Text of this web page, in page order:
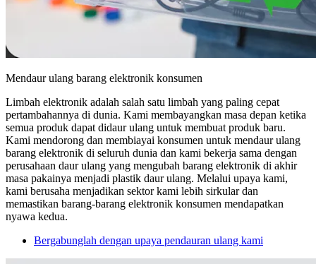
Mendaur ulang barang elektronik konsumen
Limbah elektronik adalah salah satu limbah yang paling cepat
pertambahannya di dunia. Kami membayangkan masa depan ketika
semua produk dapat didaur ulang untuk membuat produk baru.
Kami mendorong dan membiayai konsumen untuk mendaur ulang
barang elektronik di seluruh dunia dan kami bekerja sama dengan
perusahaan daur ulang yang mengubah barang elektronik di akhir
masa pakainya menjadi plastik daur ulang. Melalui upaya kami,
kami berusaha menjadikan sektor kami lebih sirkular dan
memastikan barang-barang elektronik konsumen mendapatkan
nyawa kedua.
Bergabunglah dengan upaya pendauran ulang kami